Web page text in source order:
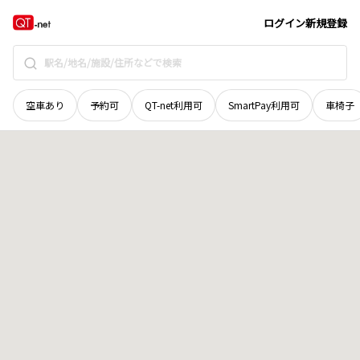
ログイン新規登録
空車あり 予約可 QT-net利用可 SmartPay利用可 車椅子
北海道